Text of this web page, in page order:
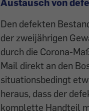
Den defekten
der zweijährigen
durch die Corona-
Mail direkt an den
situationsbedingt
heraus, dass der
komplette Handteil